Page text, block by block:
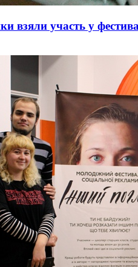
взяли участь у